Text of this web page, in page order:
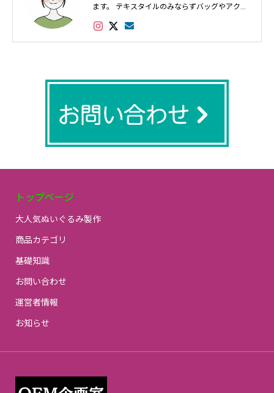
ます。 テキスタイルのみならずバッグやアクセ
サリー、インテリアなど幅広く対応し数多くの
トップページ
大人気ぬいぐるみ製作
商品カテゴリ
基礎知識
お問い合わせ
運営者情報
お知らせ